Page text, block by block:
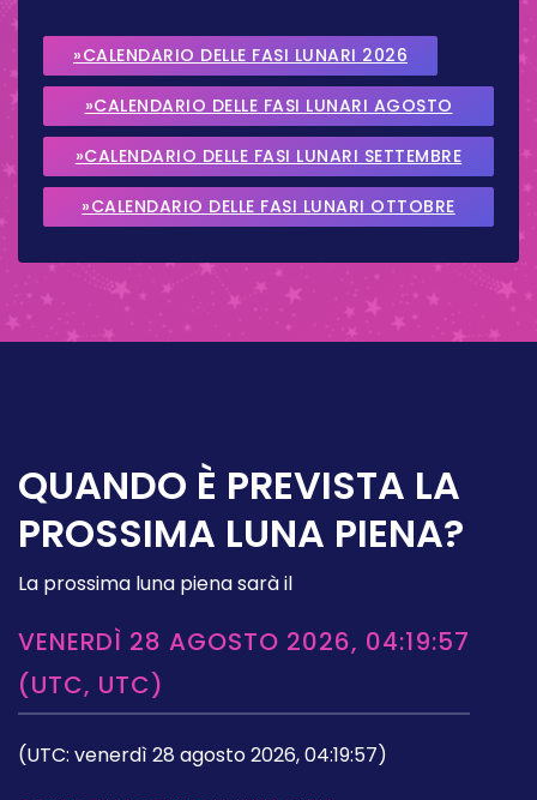
»CALENDARIO DELLE FASI LUNARI 2026
»CALENDARIO DELLE FASI LUNARI AGOSTO
2026
»CALENDARIO DELLE FASI LUNARI SETTEMBRE
2026
»CALENDARIO DELLE FASI LUNARI OTTOBRE
QUANDO È PREVISTA LA
PROSSIMA LUNA PIENA?
La prossima luna piena sarà il
VENERDÌ 28 AGOSTO 2026, 04:19:57
(UTC, UTC)
(UTC: venerdì 28 agosto 2026, 04:19:57)